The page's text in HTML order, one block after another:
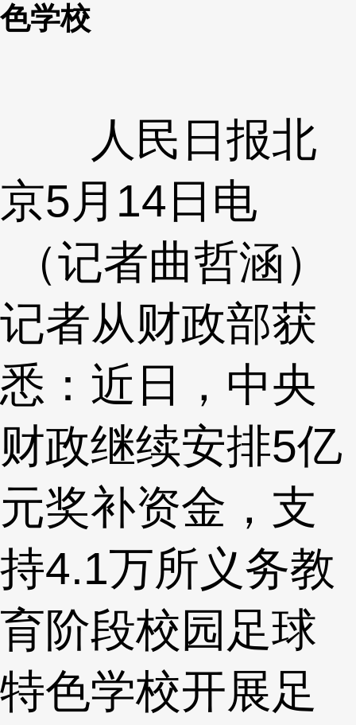
色学校
人民日报北
京5月14日电
（记者曲哲涵）
记者从财政部获
悉：近日，中央
财政继续安排5亿
元奖补资金，支
持4.1万所义务教
育阶段校园足球
特色学校开展足